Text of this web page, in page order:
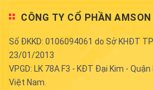
CÔNG TY CỔ PHẦN
Số ĐKKD: 0106094061 do Sở KHĐT
23/01/2013
VPGD: LK 78A F3 - KĐT Đại Kim -
Việt Nam.